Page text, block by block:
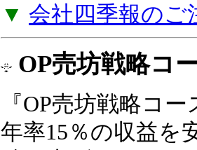
▼ 会社四季報のご
OP売坊戦略コ
『OP売坊戦略コ
年率15％の収益を